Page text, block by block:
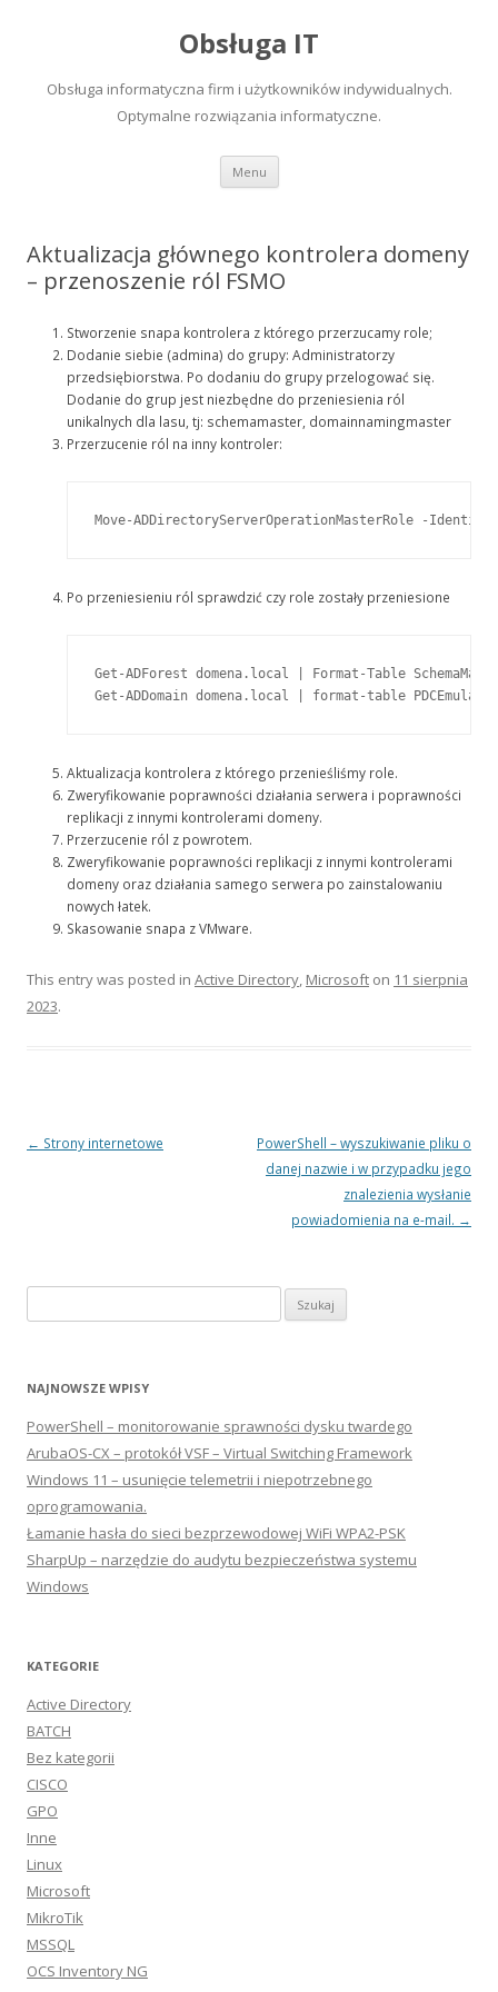
Obsługa IT
Obsługa informatyczna firm i użytkowników indywidualnych.
Optymalne rozwiązania informatyczne.
Menu
Skip to content
Aktualizacja głównego kontrolera domeny
– przenoszenie ról FSMO
Stworzenie snapa kontrolera z którego przerzucamy role;
Dodanie siebie (admina) do grupy: Administratorzy
przedsiębiorstwa. Po dodaniu do grupy przelogować się.
Dodanie do grup jest niezbędne do przeniesienia ról
unikalnych dla lasu, tj: schemamaster, domainnamingmaster
Przerzucenie ról na inny kontroler:
Move-ADDirectoryServerOperationMasterRole -
Po przeniesieniu ról sprawdzić czy role zostały przeniesione
Get-ADForest domena.local | Format-Table
Get-ADDomain domena.local | format-table
Aktualizacja kontrolera z którego przenieśliśmy role.
Zweryfikowanie poprawności działania serwera i poprawności
replikacji z innymi kontrolerami domeny.
Przerzucenie ról z powrotem.
Zweryfikowanie poprawności replikacji z innymi kontrolerami
domeny oraz działania samego serwera po zainstalowaniu
nowych łatek.
Skasowanie snapa z VMware.
This entry was posted in Active Directory, Microsoft on 11 sierpnia
2023.
Post navigation
← Strony internetowe
PowerShell – wyszukiwanie pliku o
danej nazwie i w przypadku jego
znalezienia wysłanie
powiadomienia na e-mail. →
NAJNOWSZE WPISY
PowerShell – monitorowanie sprawności dysku twardego
ArubaOS-CX – protokół VSF – Virtual Switching Framework
Windows 11 – usunięcie telemetrii i niepotrzebnego
oprogramowania.
Łamanie hasła do sieci bezprzewodowej WiFi WPA2-PSK
SharpUp – narzędzie do audytu bezpieczeństwa systemu
Windows
KATEGORIE
Active Directory
BATCH
Bez kategorii
CISCO
GPO
Inne
Linux
Microsoft
MikroTik
MSSQL
OCS Inventory NG